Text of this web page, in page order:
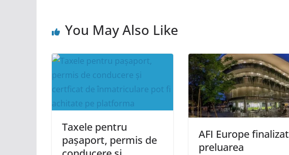
You May Also Like
Taxele pentru
pașaport, permis de
AFI Europe finalizat
preluarea